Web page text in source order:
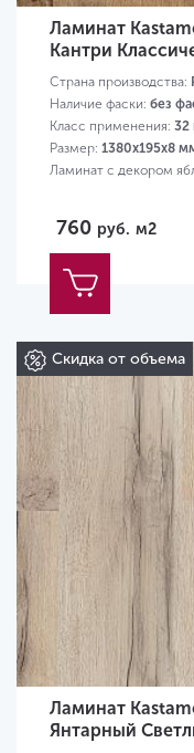
Ламинат
Кантри
Страна производства:
Наличие фаски: без
Класс применения: 32
Размер: 1380х195х8
Ламинат с декором
760 руб. м2
Скидка от объема
Ламинат
Янтарный